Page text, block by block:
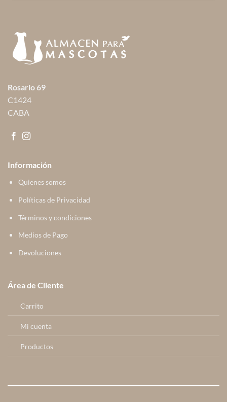
Rosario 69
C1424
CABA
Información
Quienes somos
Políticas de Privacidad
Términos y condiciones
Medios de Pago
Devoluciones
Área de Cliente
Carrito
Mi cuenta
Productos